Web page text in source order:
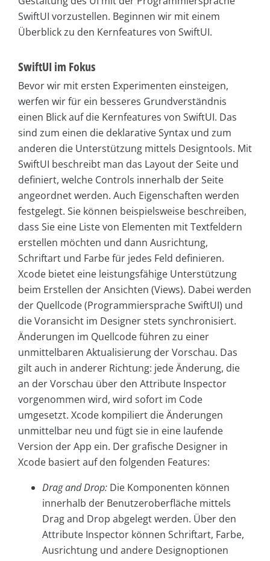
SwiftUI vorzustellen. Beginnen wir mit einem
Überblick zu den Kernfeatures von SwiftUI.
SwiftUI im Fokus
Bevor wir mit ersten Experimenten einsteigen,
werfen wir für ein besseres Grundverständnis
einen Blick auf die Kernfeatures von SwiftUI. Das
sind zum einen die deklarative Syntax und zum
anderen die Unterstützung mittels Designtools. Mit
SwiftUI beschreibt man das Layout der Seite und
definiert, welche Controls innerhalb der Seite
angeordnet werden. Auch Eigenschaften werden
festgelegt. Sie können beispielsweise beschreiben,
dass Sie eine Liste von Elementen mit Textfeldern
erstellen möchten und dann Ausrichtung,
Schriftart und Farbe für jedes Feld definieren.
Xcode bietet eine leistungsfähige Unterstützung
beim Erstellen der Ansichten (Views). Dabei werden
der Quellcode (Programmiersprache SwiftUI) und
die Voransicht im Designer stets synchronisiert.
Änderungen im Quellcode führen zu einer
unmittelbaren Aktualisierung der Vorschau. Das
gilt auch in anderer Richtung: jede Änderung, die
an der Vorschau über den Attribute Inspector
vorgenommen wird, wird sofort im Code
umgesetzt. Xcode kompiliert die Änderungen
unmittelbar neu und fügt sie in eine laufende
Version der App ein. Der grafische Designer in
Xcode basiert auf den folgenden Features:
Drag and Drop: Die Komponenten können
innerhalb der Benutzeroberfläche mittels
Drag and Drop abgelegt werden. Über den
Attribute Inspector können Schriftart, Farbe,
Ausrichtung und andere Designoptionen